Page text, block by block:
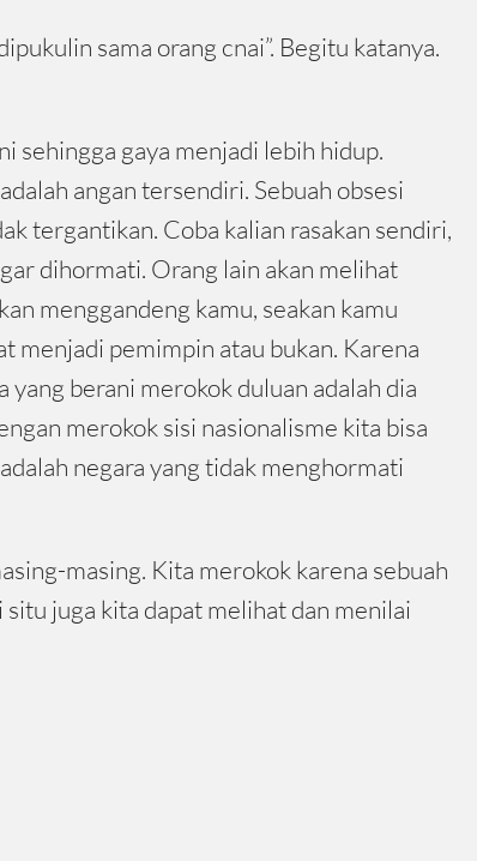
sama orang cnai”. Begitu katanya.
sehingga gaya menjadi lebih hidup.
angan tersendiri. Sebuah obsesi
tergantikan. Coba kalian rasakan sendiri,
dihormati. Orang lain akan melihat
menggandeng kamu, seakan kamu
menjadi pemimpin atau bukan. Karena
yang berani merokok duluan adalah dia
merokok sisi nasionalisme kita bisa
negara yang tidak menghormati
masing. Kita merokok karena sebuah
juga kita dapat melihat dan menilai